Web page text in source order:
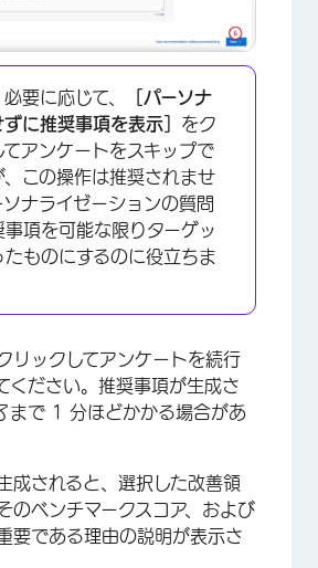
×
必要に応じて、
［パーソナ
に推奨事項を表示］ をク
てアンケートをスキップで
、この操作は推奨されませ
ソナライゼーションの質問
事項を可能な限りターゲッ
たものにするのに役立ちま
リックしてアンケートを続行
ください。推奨事項が生成さ
まで 1 分ほどかかる場合があ
成されると、選択した改善領
のベンチマークスコア、および
要である理由の説明が表示さ